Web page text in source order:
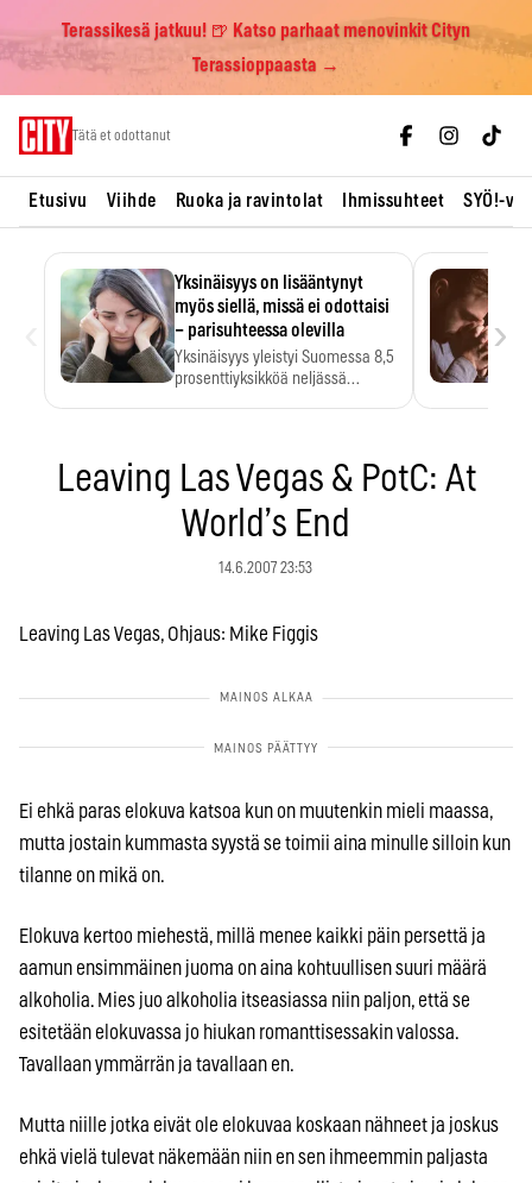
Terassikesä jatkuu! 🍺 Katso parhaat menovinkit Cityn
Terassioppaasta →
Tätä et odottanut
Etusivu Viihde Ruoka ja ravintolat Ihmissuhteet SYÖ!-
Yksinäisyys on lisääntynyt
myös siellä, missä ei odottaisi
– parisuhteessa olevilla
Yksinäisyys yleistyi Suomessa 8,5
prosenttiyksikköä neljässä
›
Leaving Las Vegas & PotC: At
World’s End
14.6.2007 23:53
Leaving Las Vegas, Ohjaus: Mike Figgis
Ei ehkä paras elokuva katsoa kun on muutenkin mieli maassa,
mutta jostain kummasta syystä se toimii aina minulle silloin kun
tilanne on mikä on.
Elokuva kertoo miehestä, millä menee kaikki päin persettä ja
aamun ensimmäinen juoma on aina kohtuullisen suuri määrä
alkoholia. Mies juo alkoholia itseasiassa niin paljon, että se
esitetään elokuvassa jo hiukan romanttisessakin valossa.
Tavallaan ymmärrän ja tavallaan en.
Mutta niille jotka eivät ole elokuvaa koskaan nähneet ja joskus
ehkä vielä tulevat näkemään niin en sen ihmeemmin paljasta